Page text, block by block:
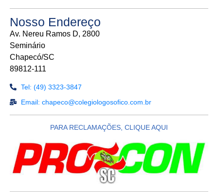
Nosso Endereço
Av. Nereu Ramos D, 2800
Seminário
Chapecó/SC
89812-111
Tel: (49) 3323-3847
Email: chapeco@colegiologosofico.com.br
PARA RECLAMAÇÕES, CLIQUE AQUI